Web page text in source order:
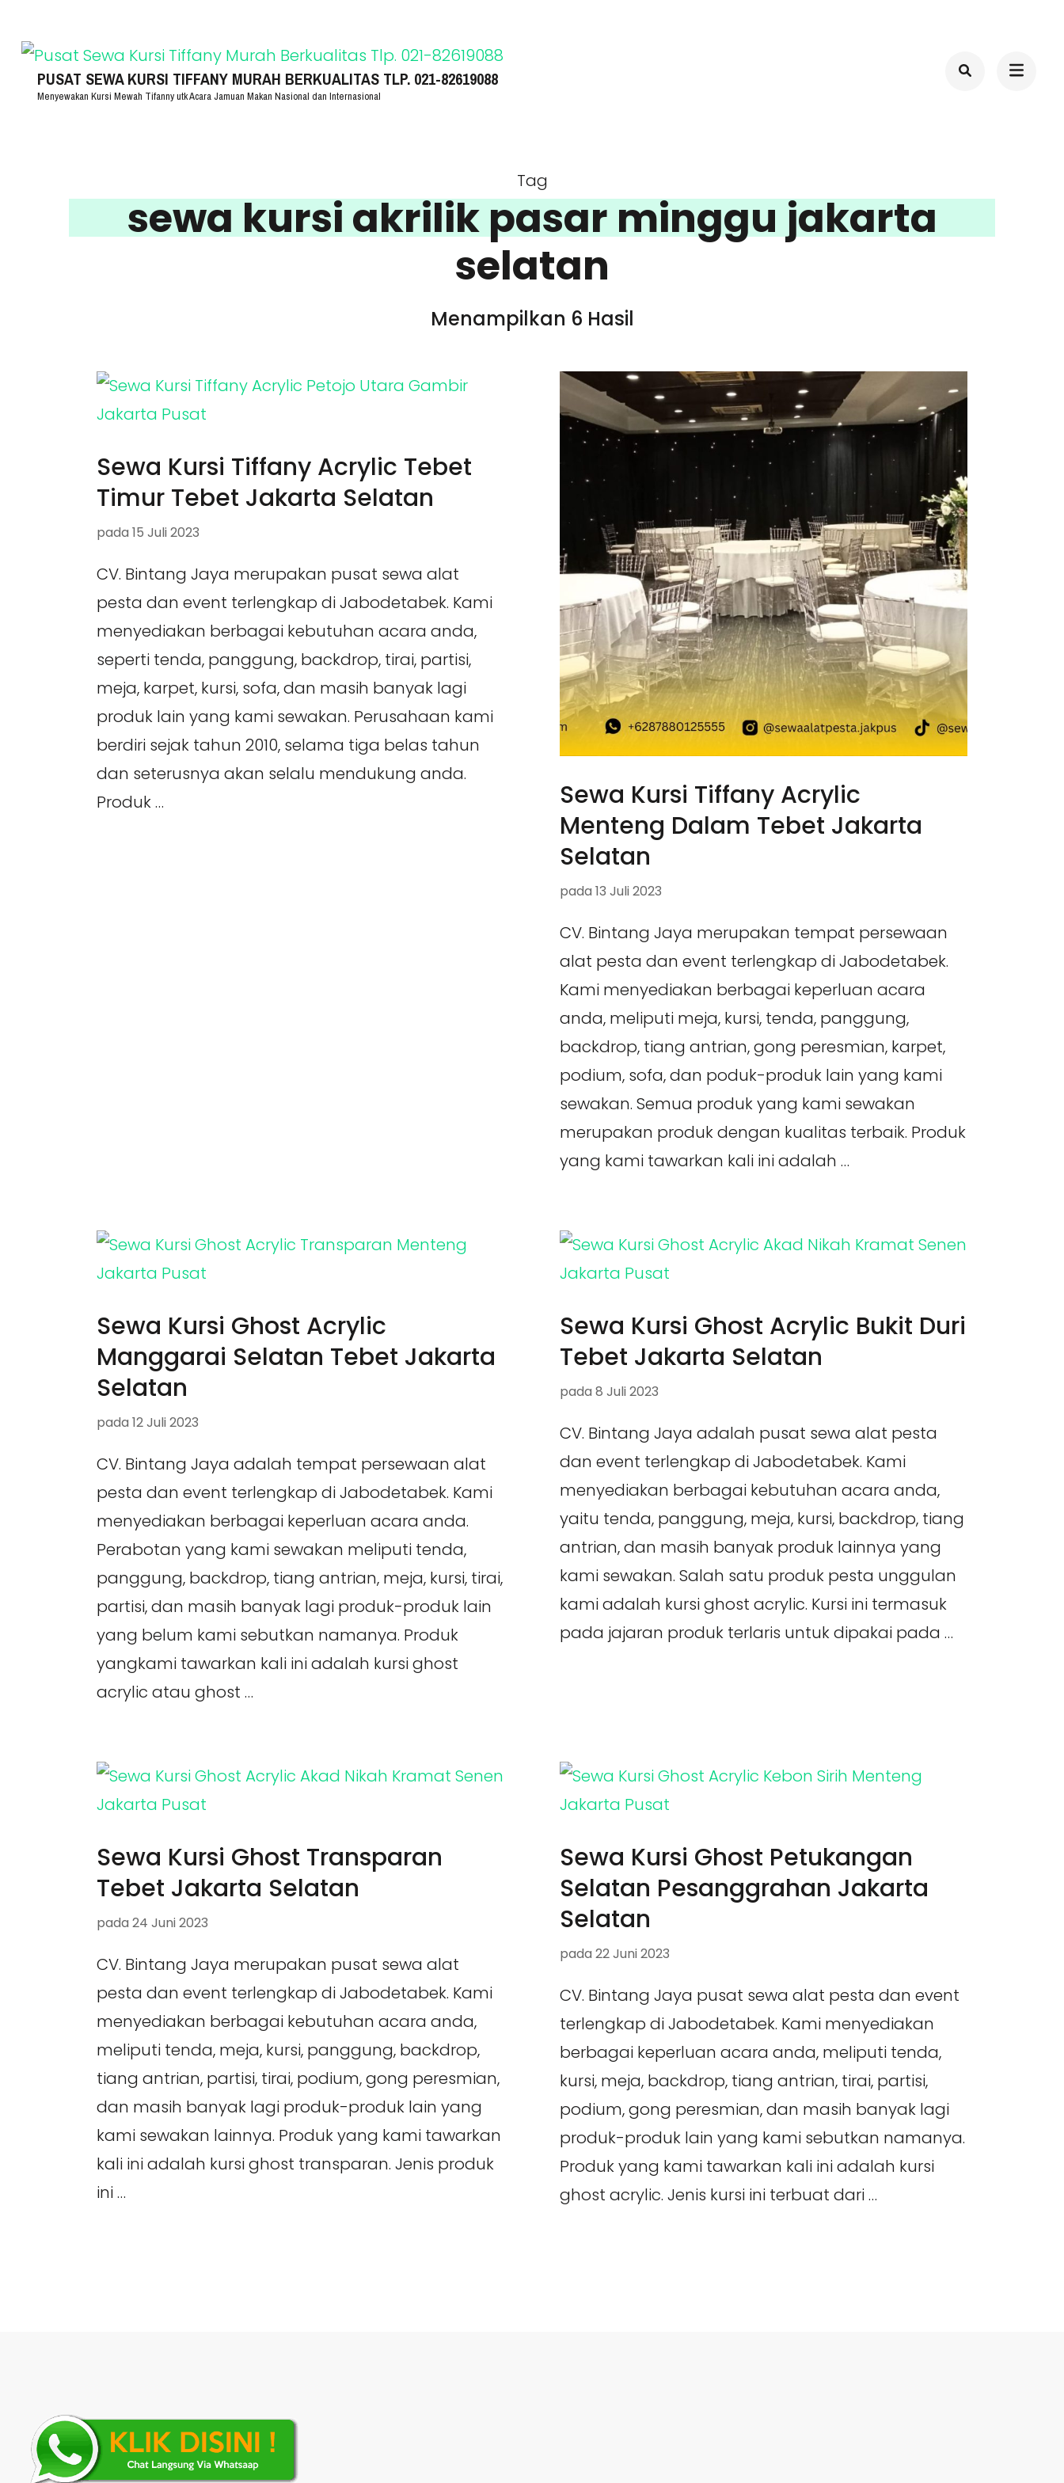
konten
(Tekan
PUSAT SEWA KURSI TIFFANY MURAH BERKUALITAS TLP. 021-82619088
Menyewakan Kursi Mewah Tifanny utk Acara Jamuan Makan Nasional dan Internasional
Tag
sewa kursi akrilik pasar minggu jakarta
selatan
Menampilkan 6 Hasil
Sewa Kursi Tiffany Acrylic Tebet
Timur Tebet Jakarta Selatan
pada 15 Juli 2023
CV. Bintang Jaya merupakan pusat sewa alat
pesta dan event terlengkap di Jabodetabek. Kami
menyediakan berbagai kebutuhan acara anda,
seperti tenda, panggung, backdrop, tirai, partisi,
meja, karpet, kursi, sofa, dan masih banyak lagi
produk lain yang kami sewakan. Perusahaan kami
berdiri sejak tahun 2010, selama tiga belas tahun
dan seterusnya akan selalu mendukung anda.
Produk …
Sewa Kursi Tiffany Acrylic
Menteng Dalam Tebet Jakarta
Selatan
pada 13 Juli 2023
CV. Bintang Jaya merupakan tempat persewaan
alat pesta dan event terlengkap di Jabodetabek.
Kami menyediakan berbagai keperluan acara
anda, meliputi meja, kursi, tenda, panggung,
backdrop, tiang antrian, gong peresmian, karpet,
podium, sofa, dan poduk-produk lain yang kami
sewakan. Semua produk yang kami sewakan
merupakan produk dengan kualitas terbaik. Produk
yang kami tawarkan kali ini adalah …
Sewa Kursi Ghost Acrylic
Manggarai Selatan Tebet Jakarta
Selatan
pada 12 Juli 2023
CV. Bintang Jaya adalah tempat persewaan alat
pesta dan event terlengkap di Jabodetabek. Kami
menyediakan berbagai keperluan acara anda.
Perabotan yang kami sewakan meliputi tenda,
panggung, backdrop, tiang antrian, meja, kursi, tirai,
partisi, dan masih banyak lagi produk-produk lain
yang belum kami sebutkan namanya. Produk
yangkami tawarkan kali ini adalah kursi ghost
acrylic atau ghost …
Sewa Kursi Ghost Acrylic Bukit Duri
Tebet Jakarta Selatan
pada 8 Juli 2023
CV. Bintang Jaya adalah pusat sewa alat pesta
dan event terlengkap di Jabodetabek. Kami
menyediakan berbagai kebutuhan acara anda,
yaitu tenda, panggung, meja, kursi, backdrop, tiang
antrian, dan masih banyak produk lainnya yang
kami sewakan. Salah satu produk pesta unggulan
kami adalah kursi ghost acrylic. Kursi ini termasuk
pada jajaran produk terlaris untuk dipakai pada …
Sewa Kursi Ghost Transparan
Tebet Jakarta Selatan
pada 24 Juni 2023
CV. Bintang Jaya merupakan pusat sewa alat
pesta dan event terlengkap di Jabodetabek. Kami
menyediakan berbagai kebutuhan acara anda,
meliputi tenda, meja, kursi, panggung, backdrop,
tiang antrian, partisi, tirai, podium, gong peresmian,
dan masih banyak lagi produk-produk lain yang
kami sewakan lainnya. Produk yang kami tawarkan
kali ini adalah kursi ghost transparan. Jenis produk
ini …
Sewa Kursi Ghost Petukangan
Selatan Pesanggrahan Jakarta
Selatan
pada 22 Juni 2023
CV. Bintang Jaya pusat sewa alat pesta dan event
terlengkap di Jabodetabek. Kami menyediakan
berbagai keperluan acara anda, meliputi tenda,
kursi, meja, backdrop, tiang antrian, tirai, partisi,
podium, gong peresmian, dan masih banyak lagi
produk-produk lain yang kami sebutkan namanya.
Produk yang kami tawarkan kali ini adalah kursi
ghost acrylic. Jenis kursi ini terbuat dari …